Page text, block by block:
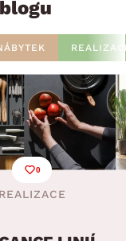
0
REALIZACE